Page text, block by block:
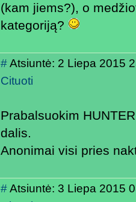
(kam jiems?), o
kategoriją?
#Atsiuntė: 2 Liepa 2015
Cituoti
Prabalsuokim
dalis.
Anonimai visi pries
#Atsiuntė: 3 Liepa 2015